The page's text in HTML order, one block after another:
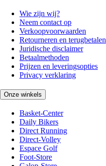
Wie zijn wij?
Neem contact op
Verkoopvoorwaarden
Retourneren en terugbetalen
Juridische disclaimer
Betaalmethoden
Prijzen en leveringsopties
Privacy verklaring
Onze winkels
Basket-Center
Daily Bikers
Direct Running
Direct-Volley
Espace Golf
Foot-Store